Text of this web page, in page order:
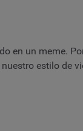
en un meme.
estilo de